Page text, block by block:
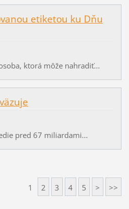
etiketou ku Dňu
ktorá môže nahradiť...
pred 67 miliardami...
1 2 3 4 5 > >>